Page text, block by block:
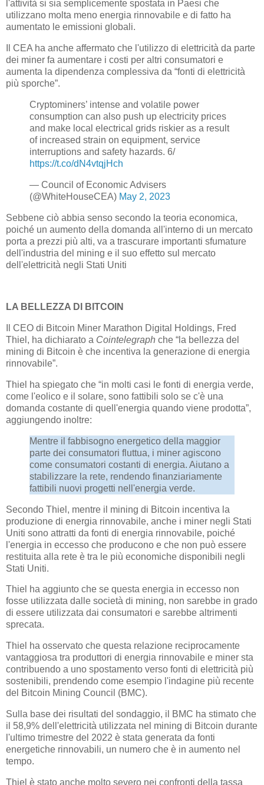
l'attività si sia semplicemente spostata in Paesi che
utilizzano molta meno energia rinnovabile e di fatto ha
aumentato le emissioni globali.
Il CEA ha anche affermato che l'utilizzo di elettricità da parte
dei miner fa aumentare i costi per altri consumatori e
aumenta la dipendenza complessiva da “fonti di elettricità
più sporche”.
Cryptominers’ intense and volatile power
consumption can also push up electricity prices
and make local electrical grids riskier as a result
of increased strain on equipment, service
interruptions and safety hazards. 6/
https://t.co/dN4vtqjHch
— Council of Economic Advisers
(@WhiteHouseCEA) May 2, 2023
Sebbene ciò abbia senso secondo la teoria economica,
poiché un aumento della domanda all'interno di un mercato
porta a prezzi più alti, va a trascurare importanti sfumature
dell'industria del mining e il suo effetto sul mercato
dell'elettricità negli Stati Uniti
LA BELLEZZA DI BITCOIN
Il CEO di Bitcoin Miner Marathon Digital Holdings, Fred
Thiel, ha dichiarato a Cointelegraph che “la bellezza del
mining di Bitcoin è che incentiva la generazione di energia
rinnovabile”.
Thiel ha spiegato che “in molti casi le fonti di energia verde,
come l'eolico e il solare, sono fattibili solo se c'è una
domanda costante di quell'energia quando viene prodotta”,
aggiungendo inoltre:
Mentre il fabbisogno energetico della maggior
parte dei consumatori fluttua, i miner agiscono
come consumatori costanti di energia. Aiutano a
stabilizzare la rete, rendendo finanziariamente
fattibili nuovi progetti nell'energia verde.
Secondo Thiel, mentre il mining di Bitcoin incentiva la
produzione di energia rinnovabile, anche i miner negli Stati
Uniti sono attratti da fonti di energia rinnovabile, poiché
l'energia in eccesso che producono e che non può essere
restituita alla rete è tra le più economiche disponibili negli
Stati Uniti.
Thiel ha aggiunto che se questa energia in eccesso non
fosse utilizzata dalle società di mining, non sarebbe in grado
di essere utilizzata dai consumatori e sarebbe altrimenti
sprecata.
Thiel ha osservato che questa relazione reciprocamente
vantaggiosa tra produttori di energia rinnovabile e miner sta
contribuendo a uno spostamento verso fonti di elettricità più
sostenibili, prendendo come esempio l'indagine più recente
del Bitcoin Mining Council (BMC).
Sulla base dei risultati del sondaggio, il BMC ha stimato che
il 58,9% dell'elettricità utilizzata nel mining di Bitcoin durante
l'ultimo trimestre del 2022 è stata generata da fonti
energetiche rinnovabili, un numero che è in aumento nel
tempo.
Thiel è stato anche molto severo nei confronti della tassa